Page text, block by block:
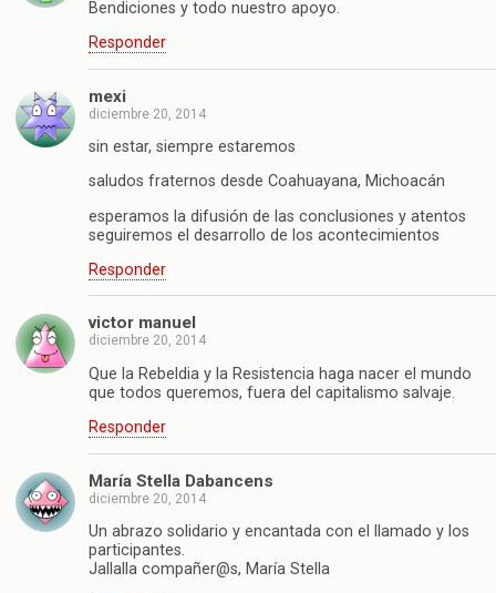
Bendiciones y todo nuestro apoyo.
Responder
mexi
diciembre 20, 2014
sin estar, siempre estaremos
saludos fraternos desde Coahuayana, Michoacán
esperamos la difusión de las conclusiones y atentos
seguiremos el desarrollo de los acontecimientos
Responder
victor manuel
diciembre 20, 2014
Que la Rebeldia y la Resistencia haga nacer el mundo
que todos queremos, fuera del capitalismo salvaje.
Responder
María Stella Dabancens
diciembre 20, 2014
Un abrazo solidario y encantada con el llamado y los
participantes.
Jallalla compañer@s, María Stella